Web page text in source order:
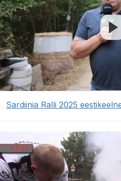
Sardiinia Ralli 2025